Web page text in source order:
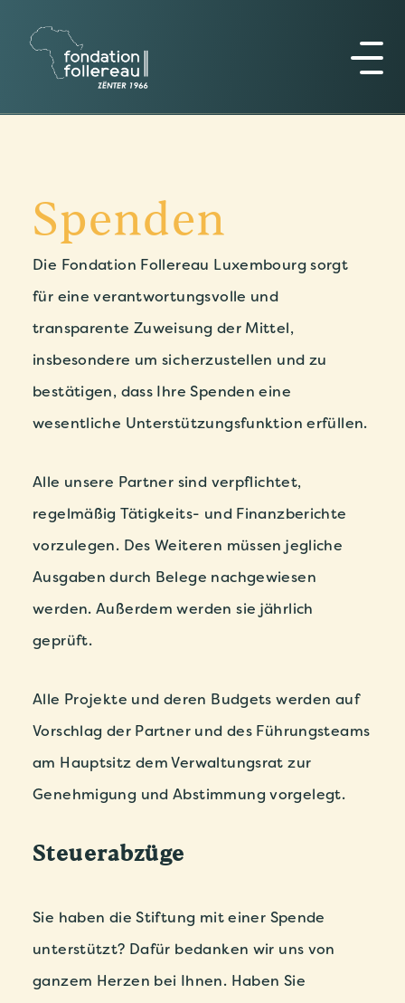
Spenden
Die Fondation Follereau Luxembourgsorgt
für eineverantwortungsvolle und
transparente Zuweisung der Mittel,
insbesondere umsicherzustellen und zu
bestätigen, dass IhreSpendeneine
wesentliche Unterstützungsfunktionerfüllen.
Alle unsere Partner sind verpflichtet,
regelmäßig Tätigkeits- und Finanzberichte
vorzulegen. Des Weiteren müssen jegliche
Ausgaben durch Belege nachgewiesen
werden. Außerdem werden sie jährlich
geprüft.
Alle Projekte und deren Budgets werden auf
Vorschlag der Partner und des Führungsteams
am Hauptsitz dem Verwaltungsrat zur
Genehmigung und Abstimmung vorgelegt.
Steuerabzüge
Sie haben die Stiftung mit einer Spende
unterstützt? Dafür bedanken wir uns von
ganzem Herzen bei Ihnen. Haben Sie